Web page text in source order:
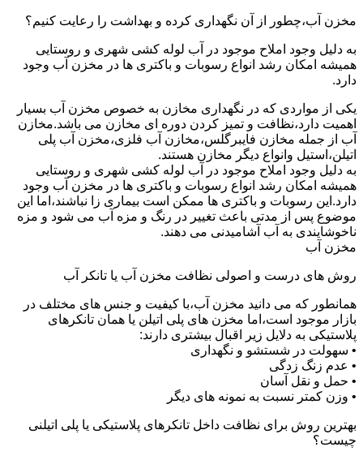
مخزن آب،چطور از آن نگهداری کرده و بهداشت را رعایت کنیم؟
به دلیل وجود املاح موجود در آب لوله کشی شهری و روستایی
همیشه امکان رشد انواع رسوبات و باکتری ها در مخزن آب وجود
دارد.
یکی از مواردی که در نگهداری مخازن به خصوص مخزن آب بسیار
اهمیت دارد،نظافت و تمیز کردن دوره ای مخازن می باشد.مخازن
آب از جمله مخازن فایبرگلس،مخازن آب فلزی،مخزن آب پلی
اتیلن،استیل وانواع دیگر مخازن هستند.
به دلیل وجود املاح موجود در آب لوله کشی شهری و روستایی
همیشه امکان رشد انواع رسوبات و باکتری ها در مخزن آب وجود
دارد.این رسوبات و باکتری ها ممکن است بیماری زا نباشند،اما این
موضوع پس از مدتی باعث تغییر در رنگ و مزه آب می شود و مزه
ناخوشایندی به آب آشامیدنی می دهند.
مخزن آب
روش های درست و اصولی نظافت مخزن آب یا تانکر آب
همانطور که می دانید مخزن آب،با کیفیت و جنس های مختلف در
بازار موجود است،اما مخزن های پلی اتیلن یا همان تانکرهای
پلاستیکی به دلایل زیر اقبال بیشتری دارند:
• سهولت در شستشو و نگهداری
• عدم زنگ زدگی
• حمل و نقل آسان
• وزن کمتر نسبت به نمونه های دیگر
بهترین روش برای نظافت داخل تانکرهای پلاستیکی یا پلی اتیلنی
چیست؟